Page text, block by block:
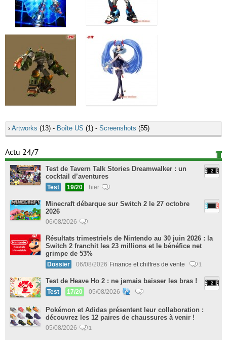
› Artworks (13) - Boîte US (1) - Screenshots (55)
Actu 24/7
Test de Tavern Talk Stories Dreamwalker : un
cocktail d’aventures
Test 19/20 hier
Minecraft débarque sur Switch 2 le 27 octobre
2026
06/08/2026
Résultats trimestriels de Nintendo au 30 juin 2026 : la
Switch 2 franchit les 23 millions et le bénéfice net
grimpe de 53%
Dossier 06/08/2026 Finance et chiffres de vente 1
Test de Heave Ho 2 : ne jamais baisser les bras !
Test 17/20 05/08/2026
Pokémon et Adidas présentent leur collaboration :
découvrez les 12 paires de chaussures à venir !
05/08/2026 1